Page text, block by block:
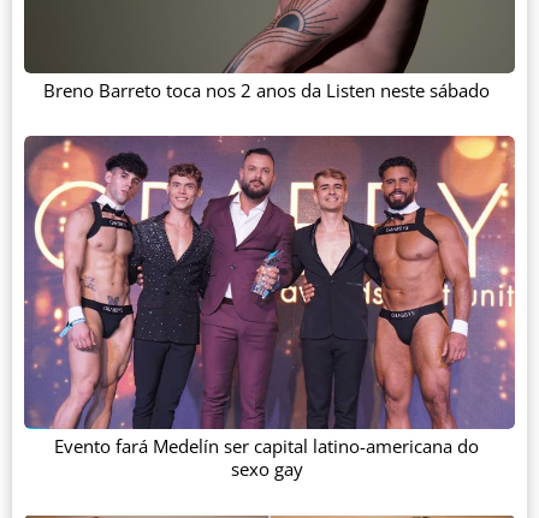
Breno Barreto toca nos 2 anos da Listen neste sábado
Evento fará Medelín ser capital latino-americana do
sexo gay